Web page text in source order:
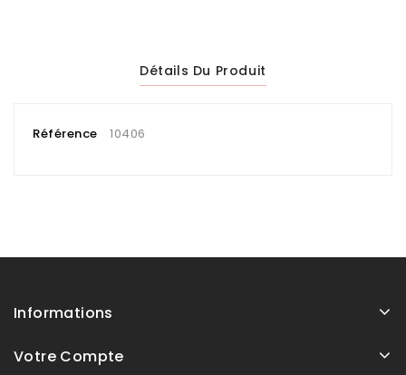
Détails Du Produit
Référence 10406
Informations
Votre Compte